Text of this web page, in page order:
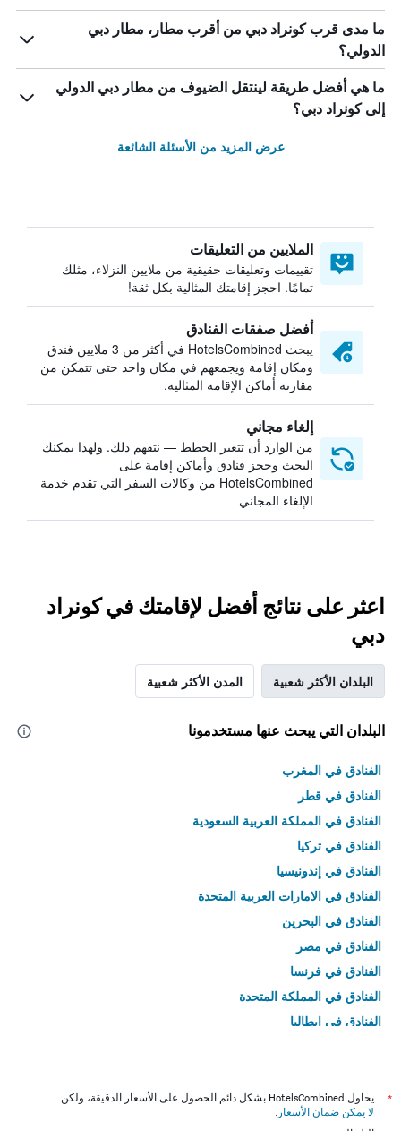
ما مدى قرب كونراد دبي من أقرب مطار، مطار دبي
الدولي؟
ما هي أفضل طريقة لينتقل الضيوف من مطار دبي الدولي
إلى كونراد دبي؟
عرض المزيد من الأسئلة الشائعة
الملايين من التعليقات
تقييمات وتعليقات حقيقية من ملايين النزلاء، مثلك
تمامًا. احجز إقامتك المثالية بكل ثقة!
أفضل صفقات الفنادق
يبحث HotelsCombined في أكثر من 3 ملايين فندق
ومكان إقامة ويجمعهم في مكان واحد حتى تتمكن من
مقارنة أماكن الإقامة المثالية.
إلغاء مجاني
من الوارد أن تتغير الخطط — نتفهم ذلك. ولهذا يمكنك
البحث وحجز فنادق وأماكن إقامة على
HotelsCombined من وكالات السفر التي تقدم خدمة
الإلغاء المجاني
اعثر على نتائج أفضل لإقامتك في كونراد
دبي
البلدان الأكثر شعبية المدن الأكثر شعبية
البلدان التي يبحث عنها مستخدمونا
الفنادق في المغرب
الفنادق في قطر
الفنادق في المملكة العربية السعودية
الفنادق في تركيا
الفنادق في إندونيسيا
الفنادق في الامارات العربية المتحدة
الفنادق في البحرين
الفنادق في مصر
الفنادق في فرنسا
الفنادق في المملكة المتحدة
الفنادق في إيطاليا
*
يحاول HotelsCombined بشكل دائم الحصول على الأسعار الدقيقة، ولكن
لا يمكن ضمان الأسعار .